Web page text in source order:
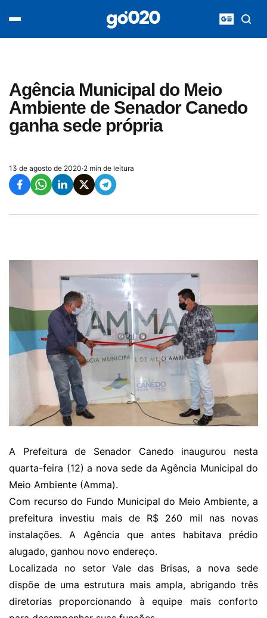
Agência Municipal do Meio
Ambiente de Senador Canedo
ganha sede própria
13 de agosto de 2020·2 min de leitura
A Prefeitura de Senador Canedo inaugurou nesta
quarta-feira (12) a nova sede da Agência Municipal do
Meio Ambiente (Amma).
Com recurso do Fundo Municipal do Meio Ambiente, a
prefeitura investiu mais de R$ 260 mil nas novas
instalações. A Agência que antes habitava prédio
alugado, ganhou novo endereço.
Localizada no setor Vale das Brisas, a nova sede
dispõe de uma estrutura mais ampla, abrigando três
diretorias proporcionando à equipe mais conforto
acontece agora
entretenimento
vídeos
pod020